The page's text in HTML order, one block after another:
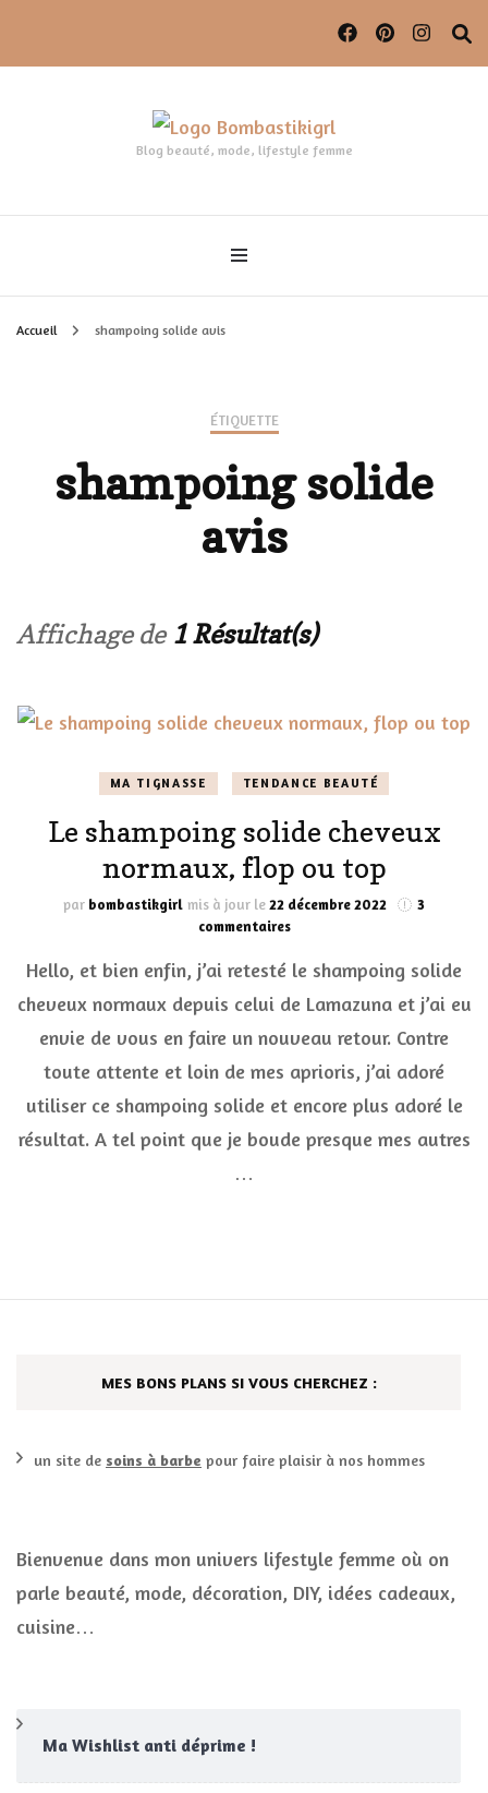
Blog beauté, mode, lifestyle femme
Accueil shampoing solide avis
ÉTIQUETTE
shampoing solide
avis
Affichage de 1 Résultat(s)
MA TIGNASSE TENDANCE BEAUTÉ
Le shampoing solide cheveux
normaux, flop ou top
par bombastikgirl mis à jour le22 décembre 2022
3
commentairessur
shampoing
cheveux
normaux,
ou
top
Hello, et bien enfin, j’ai retesté le shampoing solide
cheveux normaux depuis celui de Lamazuna et j’ai eu
envie de vous en faire un nouveau retour. Contre
toute attente et loin de mes aprioris, j’ai adoré
utiliser ce shampoing solide et encore plus adoré le
résultat. A tel point que je boude presque mes autres
…
MES BONS PLANS SI VOUS CHERCHEZ :
un site de soins à barbe pour faire plaisir à nos hommes
Bienvenue dans mon univers lifestyle femme où on
parle beauté, mode, décoration, DIY, idées cadeaux,
cuisine…
Ma Wishlist anti déprime !